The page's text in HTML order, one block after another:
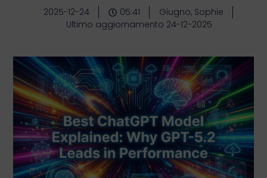
2025-12-24 05:41
Giugno, Sophie
Ultimo aggiornamento 24-12-2025